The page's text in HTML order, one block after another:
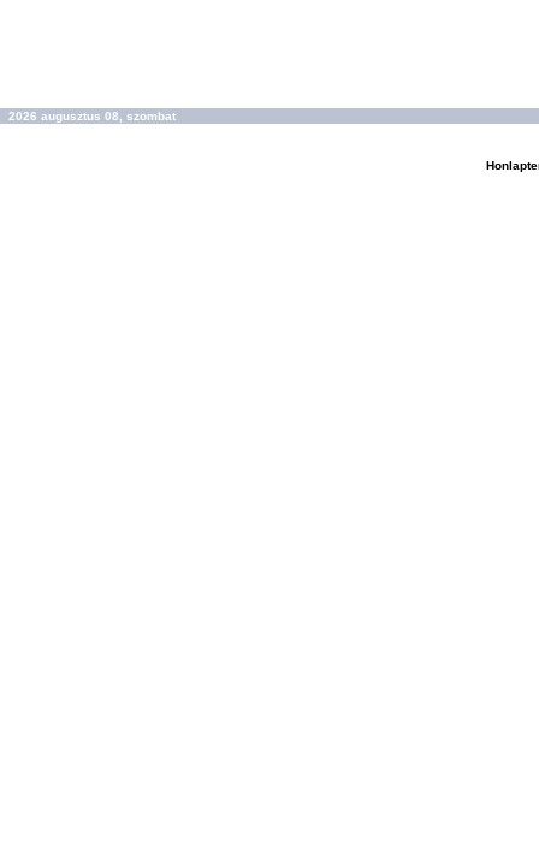
2026 augusztus 08, szombat